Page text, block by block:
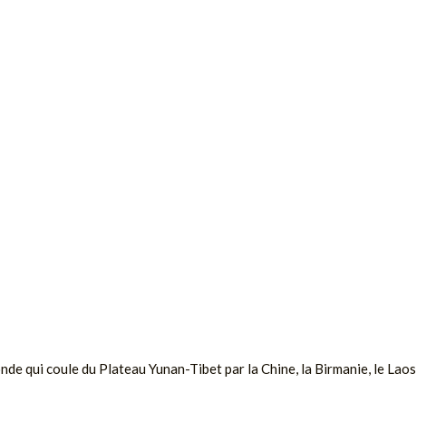
qui coule du Plateau Yunan-Tibet par la Chine, la Birmanie, le Laos